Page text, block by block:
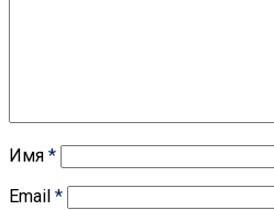
Имя *
Email *